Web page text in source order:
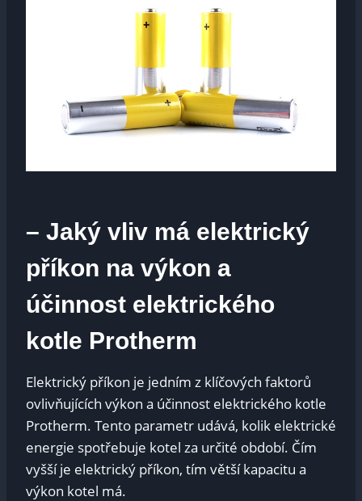
– Jaký vliv má elektrický
příkon na výkon a
účinnost elektrického
kotle Protherm
Elektrický příkon je jedním z klíčových faktorů
ovlivňujících výkon a účinnost elektrického kotle
Protherm. Tento parametr udává, kolik elektrické
energie spotřebuje kotel za určité období. Čím
vyšší je elektrický příkon, tím větší kapacitu a
výkon kotel má.